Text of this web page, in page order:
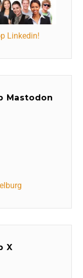
Linkedin!
Mastodon
X